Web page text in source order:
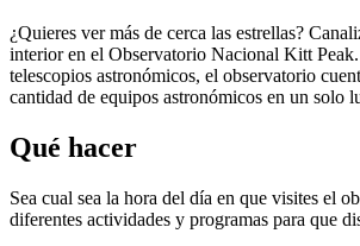
¿Quieres ver más de cerca las estrellas?
interior en el Observatorio Nacional Kitt
telescopios astronómicos, el observatorio
cantidad de equipos astronómicos en un solo
Qué hacer
Sea cual sea la hora del día en que visites el
diferentes actividades y programas para que